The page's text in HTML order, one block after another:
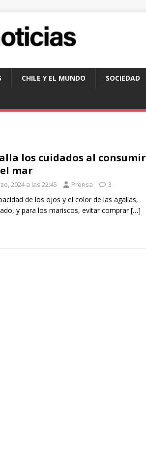
CHILE Y EL MUNDO SOCIEDAD
los cuidados al consumir
mar
2024 a las 22:45 Prensa 3
de los ojos y el color de las agallas,
y para los mariscos, evitar comprar[…]